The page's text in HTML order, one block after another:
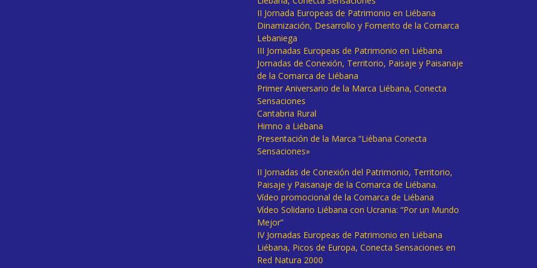
II Jornada Europeas de Patrimonio en Liébana
Dinamización, Desarrollo y Fomento de la Comarca
Lebaniega
III Jornadas Europeas de Patrimonio en Liébana
Jornadas de Conexión, Territorio, Paisaje y Paisanaje
de la Comarca de Liébana
Primer Aniversario de la Marca Liébana, Conecta
Sensaciones
Cantabria Rural
Himno a Liébana
Presentación de la Marca “Liébana Conecta
Sensaciones»
II Jornadas de Conexión del Patrimonio, Territorio,
Paisaje y Paisanaje de la Comarca de Liébana.
Vídeo promocional de la Comarca de Liébana
Vídeo Solidario Liébana con Ucrania: “Por un Mundo
Mejor”
IV Jornadas Europeas de Patrimonio en Liébana
Liébana, Picos de Europa, Conecta Sensaciones en
Red Natura 2000